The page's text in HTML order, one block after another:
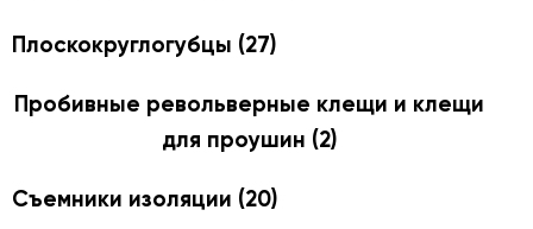
Плоскокруглогубцы (27)
Пробивные револьверные клещи и клещи
для проушин (2)
Съемники изоляции (20)